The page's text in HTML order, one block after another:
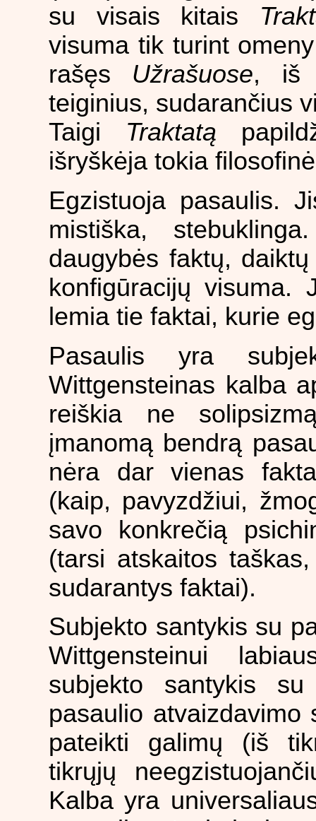
su visais kitais
visuma tik turint
rašęs Užrašuose, iš
teiginius, sudarančius
Taigi Traktatą
išryškėja tokia
Egzistuoja pasaulis.
mistiška,
daugybės faktų,
konfigūracijų
lemia tie faktai, kurie
Pasaulis yra
Wittgensteinas kalba
reiškia ne
įmanomą bendrą
nėra dar vienas
(kaip, pavyzdžiui,
savo konkrečią
(tarsi atskaitos
sudarantys faktai).
Subjekto santykis su
Wittgensteinui
subjekto santykis
pasaulio
pateikti galimų (iš
tikrųjų
Kalba yra